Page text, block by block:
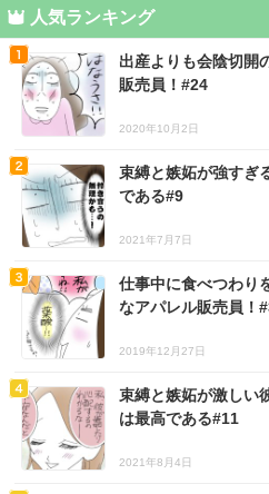
人気ランキング
出産よりも会陰切開
販売員！#24
2020年10月2日
束縛と嫉妬が強すぎ
である#9
2021年7月7日
仕事中に食べつわり
なアパレル販売員！
2019年12月27日
束縛と嫉妬が激しい
は最高である#11
2021年8月4日